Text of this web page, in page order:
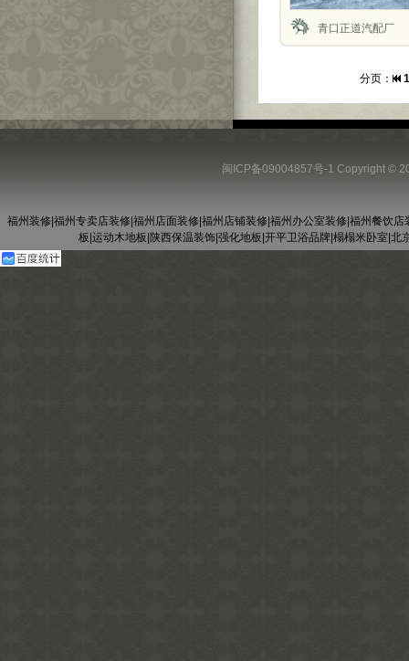
青口正道汽配厂
分页： 1
闽ICP备09004857号-1 Copyright ©
福州装修 福州专卖店装修 福州店面装修 福州店铺装修 福州办公室装修 福州餐饮店
板 运动木地板 陕西保温装饰| 强化地板 开平卫浴品牌| 榻榻米卧室| 北